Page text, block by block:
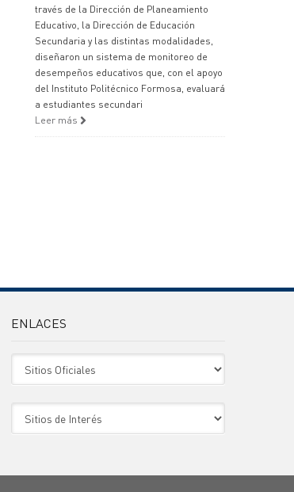
través de la Dirección de Planeamiento
Educativo, la Dirección de Educación
Secundaria y las distintas modalidades,
diseñaron un sistema de monitoreo de
desempeños educativos que, con el apoyo
del Instituto Politécnico Formosa, evaluará
a estudiantes secundari
Leer más
ENLACES